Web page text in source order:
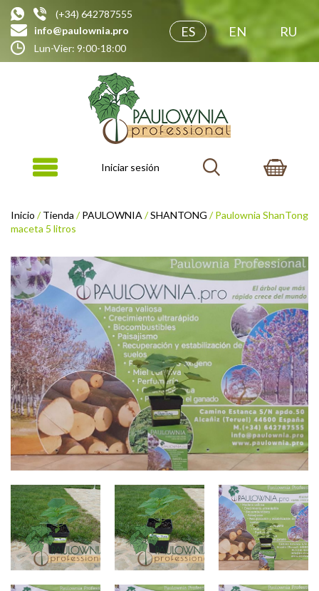
(+34) 642787555
info@paulownia.pro
Lun-Vier: 9:00-18:00
ES EN RU
Iniciar sesión
Inicio /Tienda /PAULOWNIA/SHANTONG / Paulownia ShanTong
maceta 5 litros